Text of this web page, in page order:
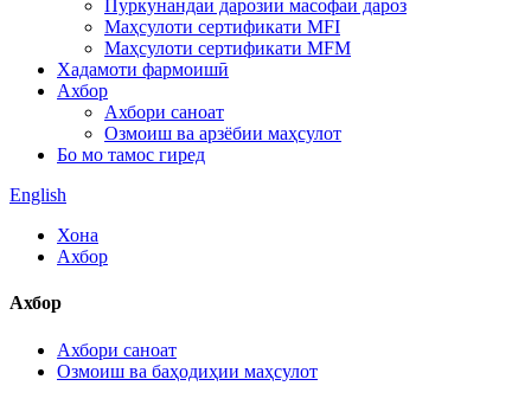
Пуркунандаи дарозии масофаи дароз
Маҳсулоти сертификати MFI
Маҳсулоти сертификати MFM
Хадамоти фармоишӣ
Ахбор
Ахбори саноат
Озмоиш ва арзёбии маҳсулот
Бо мо тамос гиред
English
Хона
Ахбор
Ахбор
Ахбори саноат
Озмоиш ва баҳодиҳии маҳсулот